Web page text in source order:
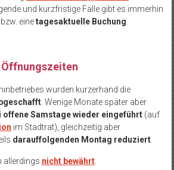
und kurzfristige Fälle gibt es immerhin
einetagesaktuelle Buchung
wurden kurzerhand die
. Wenige Monate später aber
offene Samstage wieder eingeführt (auf
im Stadtrat), gleichzeitig aber
darauffolgenden Montag reduziert.
allerdings nicht bewährt.